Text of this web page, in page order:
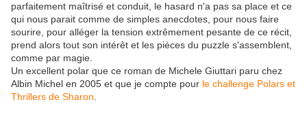
parfaitement maîtrisé et conduit, le hasard n'a pas sa place et ce
qui nous parait comme de simples anecdotes, pour nous faire
sourire, pour alléger la tension extrêmement pesante de ce récit,
prend alors tout son intérêt et les pièces du puzzle s'assemblent,
comme par magie.
Un excellent polar que ce roman de Michele Giuttari paru chez
Albin Michel en 2005 et que je compte pour le challenge Polars et
Thrillers de Sharon